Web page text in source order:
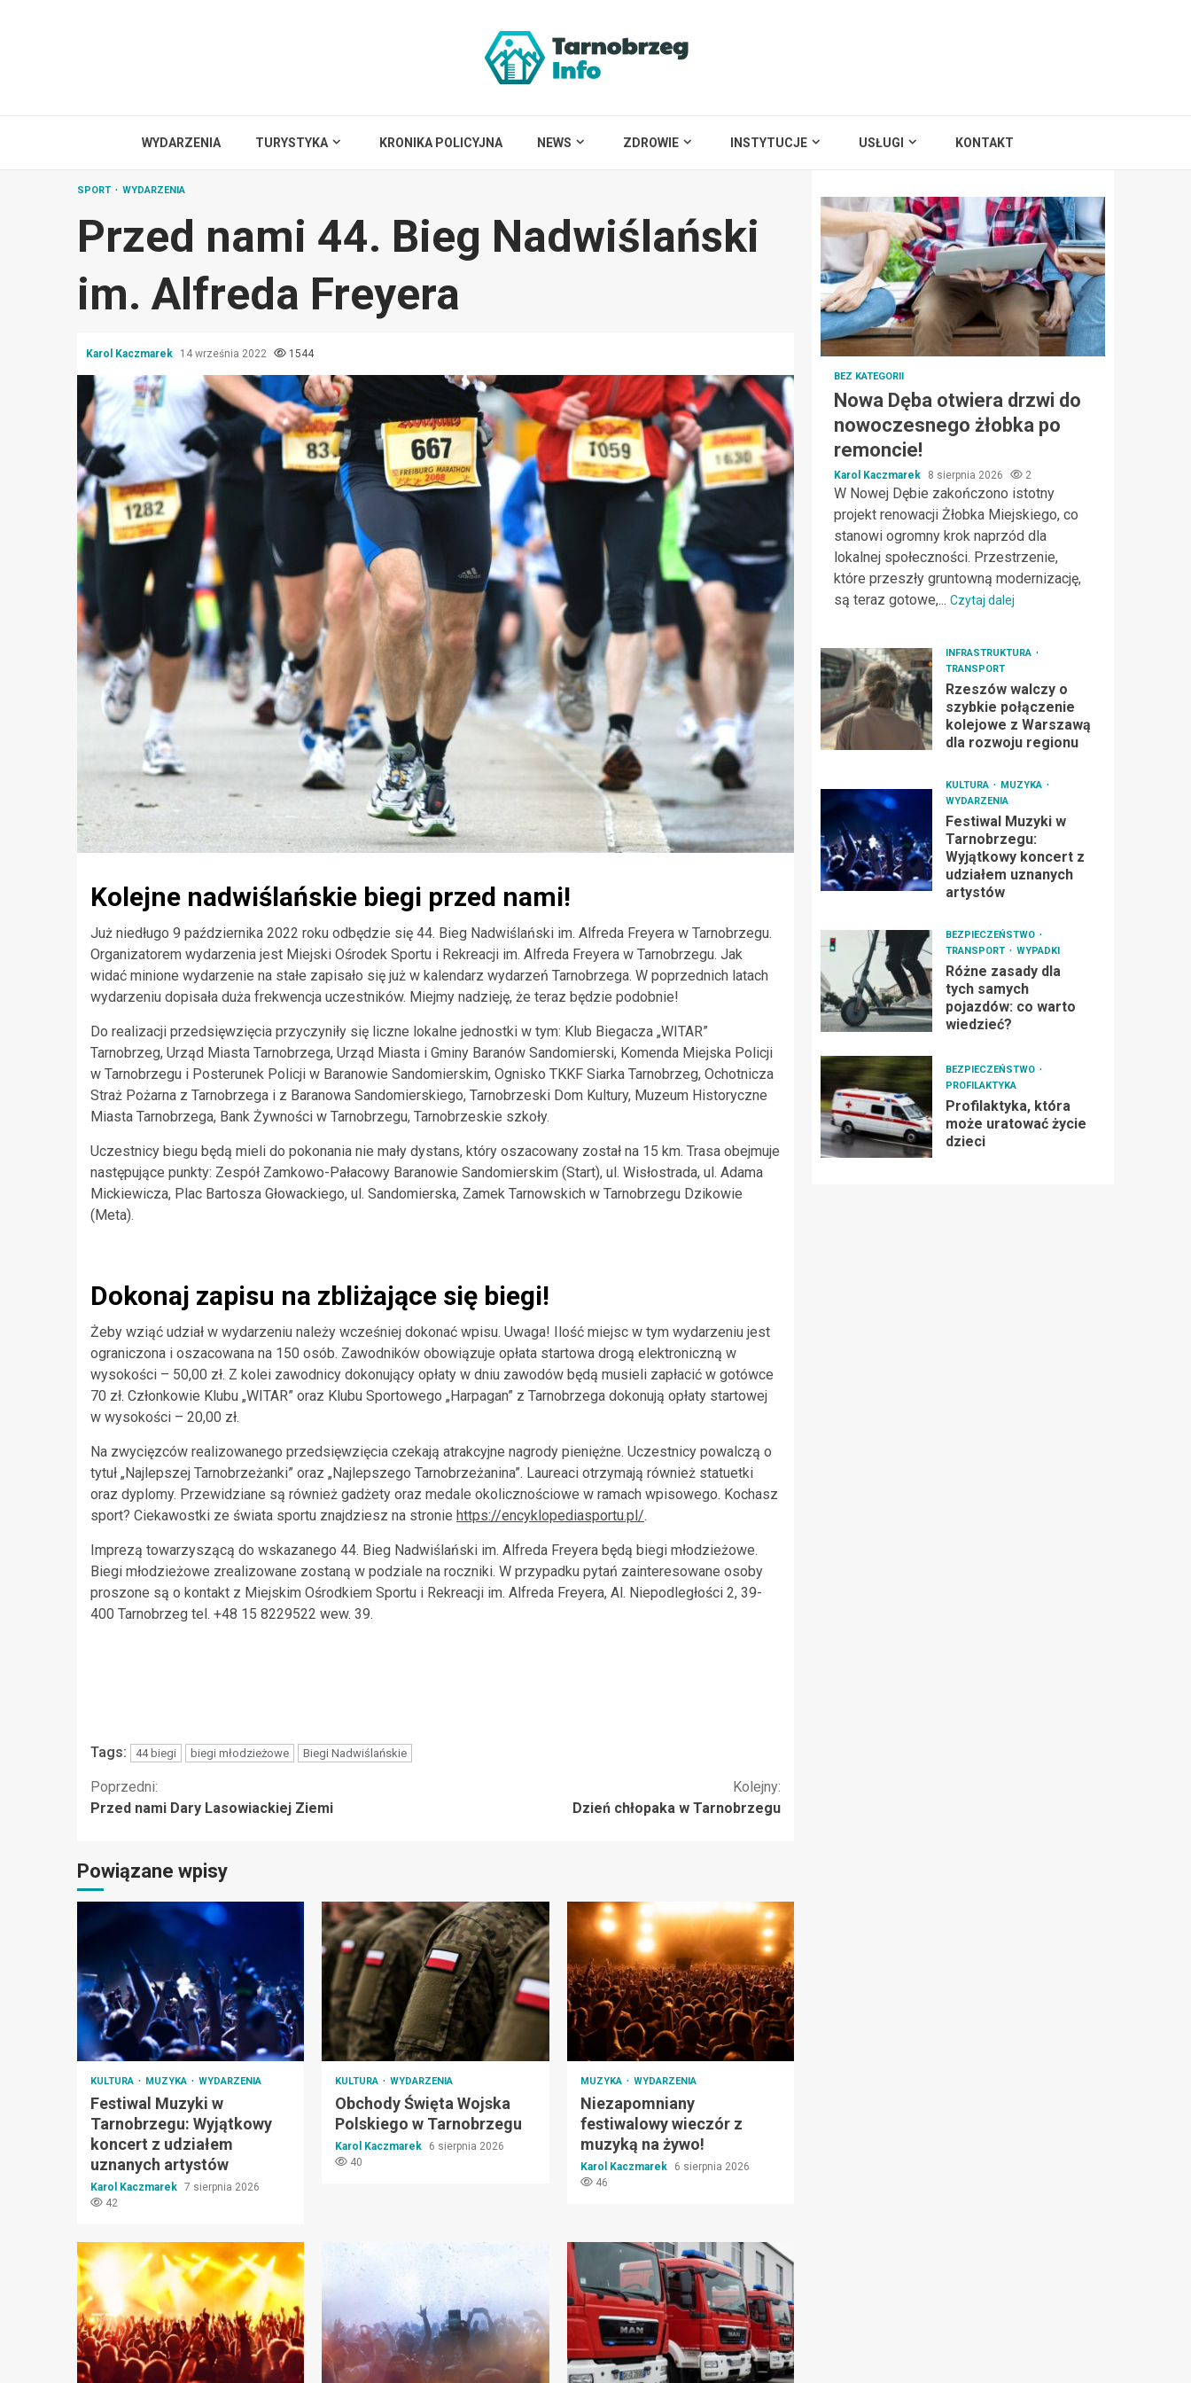
WYDARZENIA TURYSTYKA KRONIKA POLICYJNA NEWS ZDROWIE INSTYTUCJE USŁUGI KONTAKT
SPORT WYDARZENIA
Przed nami 44. Bieg Nadwiślański
im. Alfreda Freyera
Karol Kaczmarek 14 września 2022 1544
Kolejne nadwiślańskie biegi przed nami!
Już niedługo 9 października 2022 roku odbędzie się 44. Bieg Nadwiślański im. Alfreda Freyera w Tarnobrzegu.
Organizatorem wydarzenia jest Miejski Ośrodek Sportu i Rekreacji im. Alfreda Freyera w Tarnobrzegu. Jak
widać minione wydarzenie na stałe zapisało się już w kalendarz wydarzeń Tarnobrzega. W poprzednich latach
wydarzeniu dopisała duża frekwencja uczestników. Miejmy nadzieję, że teraz będzie podobnie!
Do realizacji przedsięwzięcia przyczyniły się liczne lokalne jednostki w tym: Klub Biegacza „WITAR”
Tarnobrzeg, Urząd Miasta Tarnobrzega, Urząd Miasta i Gminy Baranów Sandomierski, Komenda Miejska Policji
w Tarnobrzegu i Posterunek Policji w Baranowie Sandomierskim, Ognisko TKKF Siarka Tarnobrzeg, Ochotnicza
Straż Pożarna z Tarnobrzega i z Baranowa Sandomierskiego, Tarnobrzeski Dom Kultury, Muzeum Historyczne
Miasta Tarnobrzega, Bank Żywności w Tarnobrzegu, Tarnobrzeskie szkoły.
Uczestnicy biegu będą mieli do pokonania nie mały dystans, który oszacowany został na 15 km. Trasa obejmuje
następujące punkty: Zespół Zamkowo-Pałacowy Baranowie Sandomierskim (Start), ul. Wisłostrada, ul. Adama
Mickiewicza, Plac Bartosza Głowackiego, ul. Sandomierska, Zamek Tarnowskich w Tarnobrzegu Dzikowie
(Meta).
Dokonaj zapisu na zbliżające się biegi!
Żeby wziąć udział w wydarzeniu należy wcześniej dokonać wpisu. Uwaga! Ilość miejsc w tym wydarzeniu jest
ograniczona i oszacowana na 150 osób. Zawodników obowiązuje opłata startowa drogą elektroniczną w
wysokości – 50,00 zł. Z kolei zawodnicy dokonujący opłaty w dniu zawodów będą musieli zapłacić w gotówce
70 zł. Członkowie Klubu „WITAR” oraz Klubu Sportowego „Harpagan” z Tarnobrzega dokonują opłaty startowej
w wysokości – 20,00 zł.
Na zwycięzców realizowanego przedsięwzięcia czekają atrakcyjne nagrody pieniężne. Uczestnicy powalczą o
tytuł „Najlepszej Tarnobrzeżanki” oraz „Najlepszego Tarnobrzeżanina”. Laureaci otrzymają również statuetki
oraz dyplomy. Przewidziane są również gadżety oraz medale okolicznościowe w ramach wpisowego. Kochasz
sport? Ciekawostki ze świata sportu znajdziesz na stronie https://encyklopediasportu.pl/.
Imprezą towarzyszącą do wskazanego 44. Bieg Nadwiślański im. Alfreda Freyera będą biegi młodzieżowe.
Biegi młodzieżowe zrealizowane zostaną w podziale na roczniki. W przypadku pytań zainteresowane osoby
proszone są o kontakt z Miejskim Ośrodkiem Sportu i Rekreacji im. Alfreda Freyera, Al. Niepodległości 2, 39-
400 Tarnobrzeg tel. +48 15 8229522 wew. 39.
Tags: 44 biegi biegi młodzieżowe Biegi Nadwiślańskie
Kontynuuj
Poprzedni:
Przed nami Dary Lasowiackiej Ziemi
Kolejny:
Dzień chłopaka w Tarnobrzegu
Powiązane wpisy
KULTURA MUZYKA WYDARZENIA
Festiwal Muzyki w
Tarnobrzegu: Wyjątkowy
koncert z udziałem
uznanych artystów
Karol Kaczmarek 7 sierpnia 2026
42
KULTURA WYDARZENIA
Obchody Święta Wojska
Polskiego w Tarnobrzegu
Karol Kaczmarek
6 sierpnia 2026
40
MUZYKA WYDARZENIA
Niezapomniany
festiwalowy wieczór z
muzyką na żywo!
Karol Kaczmarek
6 sierpnia 2026
46
BEZ KATEGORII
Nowa Dęba otwiera drzwi do
nowoczesnego żłobka po
remoncie!
Karol Kaczmarek 8 sierpnia 2026 2
W Nowej Dębie zakończono istotny
projekt renowacji Żłobka Miejskiego, co
stanowi ogromny krok naprzód dla
lokalnej społeczności. Przestrzenie,
które przeszły gruntowną modernizację,
są teraz gotowe,... Czytaj dalej
INFRASTRUKTURA
TRANSPORT
Rzeszów walczy o
szybkie połączenie
kolejowe z Warszawą
dla rozwoju regionu
KULTURA
MUZYKA
WYDARZENIA
Festiwal Muzyki w
Tarnobrzegu:
Wyjątkowy koncert z
udziałem uznanych
artystów
BEZPIECZEŃSTWO
TRANSPORT
WYPADKI
Różne zasady dla
tych samych
pojazdów: co warto
wiedzieć?
BEZPIECZEŃSTWO
PROFILAKTYKA
Profilaktyka, która
może uratować życie
dzieci